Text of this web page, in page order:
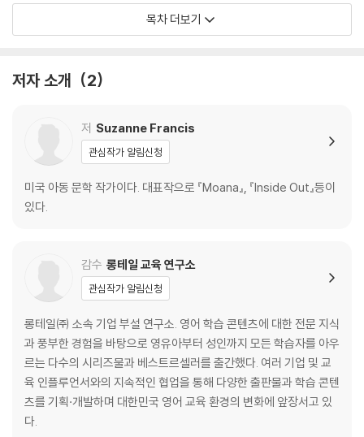
* Chapter 1 ~ 20 Comprehension Quiz & Words list
목차 더보기
저자 소개 2
저 Suzanne Francis
관심작가 알림신청
미국 아동 문학 작가이다. 대표작으로 『Moana』, 『Inside Out』등이
있다.
감수 롱테일 교육 연구소
관심작가 알림신청
롱테일㈜ 소속 기업 부설 연구소. 영어 학습 콘텐츠에 대한 전문 지식
과 풍부한 경험을 바탕으로 영유아부터 성인까지 모든 학습자를 아우
르는 다수의 시리즈물과 베스트르셀러를 출간했다. 여러 기업 및 교
육 인플루언서와의 지속적인 협업을 통해 다양한 출판물과 학습 콘텐
츠를 기획·개발하며 대한민국 영어 교육 환경의 변화에 앞장서고 있
다.